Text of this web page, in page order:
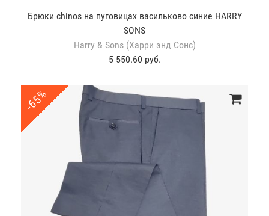
Брюки chinos на пуговицах васильково синие HARRY
SONS
Harry & Sons (Харри энд Сонс)
5 550.60 руб.
-65%